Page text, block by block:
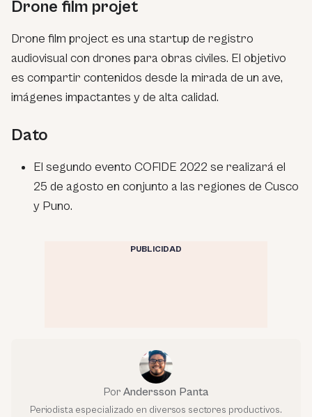
Drone film projet
Drone film project es una startup de registro
audiovisual con drones para obras civiles. El objetivo
es compartir contenidos desde la mirada de un ave,
imágenes impactantes y de alta calidad.
Dato
El segundo evento COFIDE 2022 se realizará el
25 de agosto en conjunto a las regiones de Cusco
y Puno.
PUBLICIDAD
Por Andersson Panta
Periodista especializado en diversos sectores productivos.